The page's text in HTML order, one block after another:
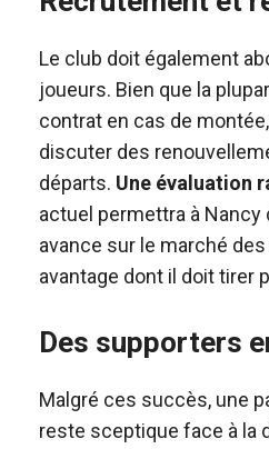
Le club doit également
joueurs. Bien que la
contrat en cas de
discuter des
départs. Une évaluation
actuel permettra à
avance sur le marché
avantage dont il doit tirer
Des supporters
Malgré ces succès, une
reste sceptique face à la